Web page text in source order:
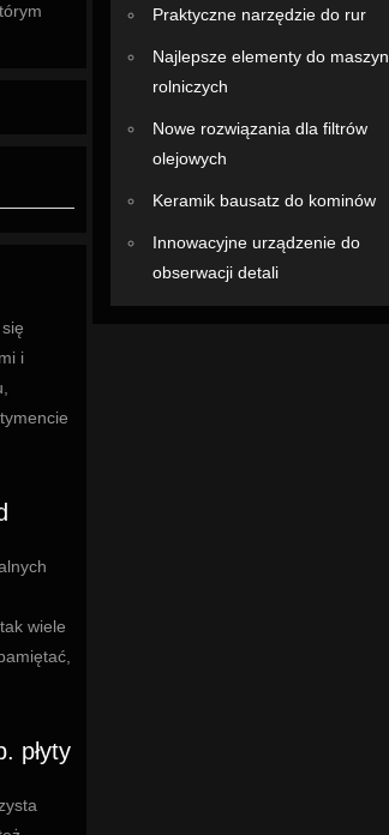
i
wiele
płyty
Praktyczne narzędzie do rur
Najlepsze elementy do maszyn
rolniczych
Nowe rozwiązania dla filtrów
olejowych
Keramik bausatz do kominów
Innowacyjne urządzenie do
obserwacji detali